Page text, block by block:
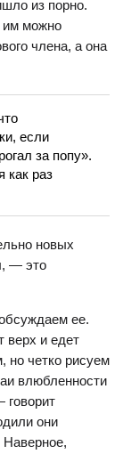
из порно.
им можно
члена, а она
если
за попу».
как раз
новых
— это
ее.
верх и едет
но четко рисуем
влюбленности
говорит
они
Наверное,